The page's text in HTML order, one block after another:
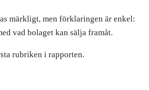
märkligt, men förklaringen är enkel:
vad bolaget kan sälja framåt.
rubriken i rapporten.